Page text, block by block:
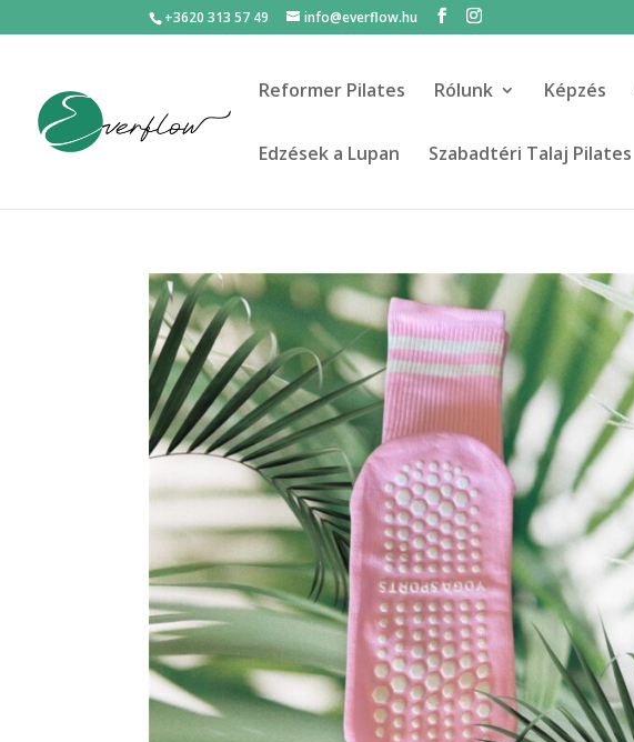
+3620 313 57 49 info@everflow.hu
Reformer Pilates Rólunk Képzés
Edzések a Lupan Szabadtéri Talaj Pilates